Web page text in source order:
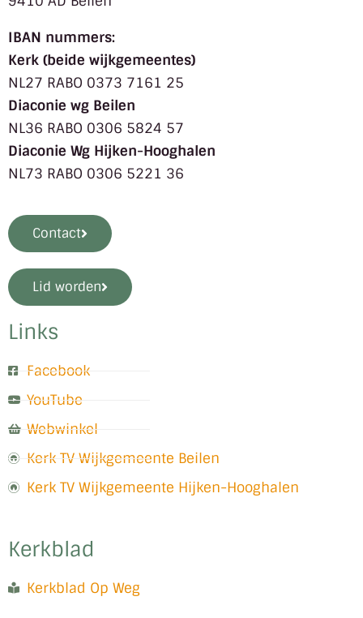
IBAN nummers:
Kerk (beide wijkgemeentes)
NL27 RABO 0373 7161 25
Diaconie wg Beilen
NL36 RABO 0306 5824 57
Diaconie Wg Hijken-Hooghalen
NL73 RABO 0306 5221 36
Contact
Lid worden
Links
Facebook
YouTube
Webwinkel
Kerk TV Wijkgemeente Beilen
Kerk TV Wijkgemeente Hijken-Hooghalen
Kerkblad
Kerkblad Op Weg